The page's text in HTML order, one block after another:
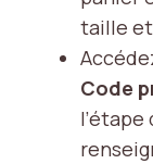
taille et
Code
l’étape